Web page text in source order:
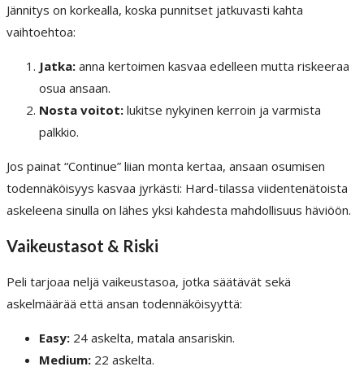
Jännitys on korkealla, koska punnitset jatkuvasti kahta
vaihtoehtoa:
Jatka: anna kertoimen kasvaa edelleen mutta riskeeraa
osua ansaan.
Nosta voitot: lukitse nykyinen kerroin ja varmista
palkkio.
Jos painat “Continue” liian monta kertaa, ansaan osumisen
todennäköisyys kasvaa jyrkästi: Hard-tilassa viidentenätoista
askeleena sinulla on lähes yksi kahdesta mahdollisuus häviöön.
Vaikeustasot & Riski
Peli tarjoaa neljä vaikeustasoa, jotka säätävät sekä
askelmäärää että ansan todennäköisyyttä:
Easy: 24 askelta, matala ansariskin.
Medium: 22 askelta.